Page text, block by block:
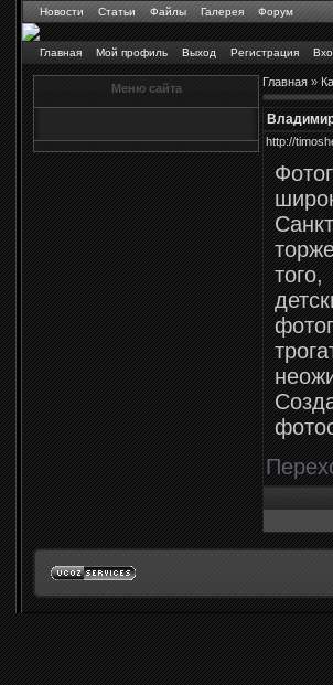
Новости Статьи Файлы Галерея Форум
Главная Мой профиль Выход Регистрация
Меню сайта Главная»
http://